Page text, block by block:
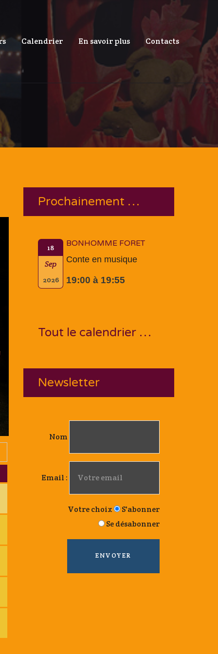
Calendrier En savoir plus Contacts
Prochainement …
18
Sep
2026
BONHOMME FORET
Conte en musique
19:00 à 19:55
Tout le calendrier …
Newsletter
Nom
Email :
Votre choix
S'abonner
Se désabonner